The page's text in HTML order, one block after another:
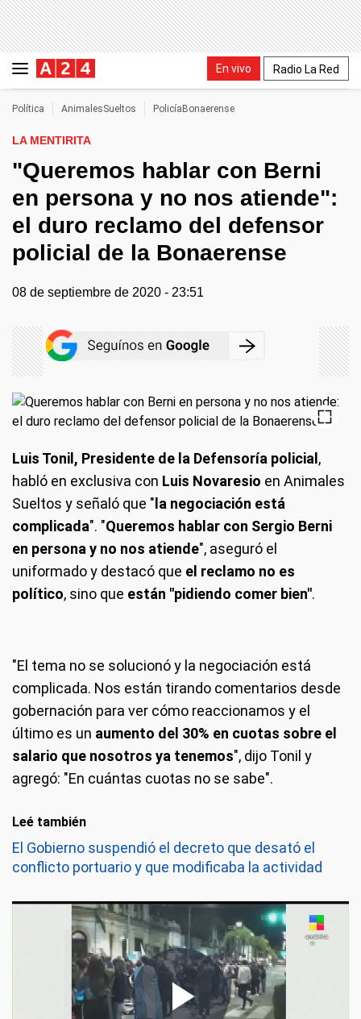
En vivo Radio La Red
Política AnimalesSueltos PolicíaBonaerense
LA MENTIRITA
"Queremos hablar con Berni
en persona y no nos atiende":
el duro reclamo del defensor
policial de la Bonaerense
08 de septiembre de 2020 - 23:51
Luis Tonil, Presidente de la Defensoría policial ,
habló en exclusiva con Luis Novaresio en Animales
Sueltos y señaló que " la negociación está
complicada". "Queremos hablar con Sergio Berni
en persona y no nos atiende", aseguró el
uniformado y destacó que el reclamo no es
político, sino que están "pidiendo comer bien".
"El tema no se solucionó y la negociación está
complicada. Nos están tirando comentarios desde
gobernación para ver cómo reaccionamos y el
último es un aumento del 30% en cuotas sobre el
salario que nosotros ya tenemos", dijo Tonil y
agregó: "En cuántas cuotas no se sabe".
Leé también
El Gobierno suspendió el decreto que desató el
conflicto portuario y que modificaba la actividad